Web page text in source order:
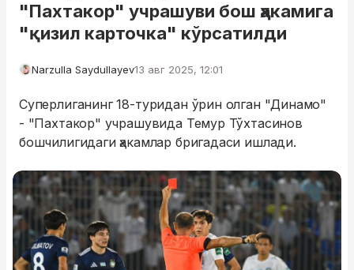
"Пахтакор" учрашуви бош ҳакамига
"қизил карточка" кўрсатилди
Narzulla Saydullayev13 авг 2025, 12:01
Суперлиганинг 18-туридан ўрин олган "Динамо"
- "Пахтакор" учрашувида Темур Тўхтасинов
бошчилигидаги ҳакамлар бригадаси ишлади.